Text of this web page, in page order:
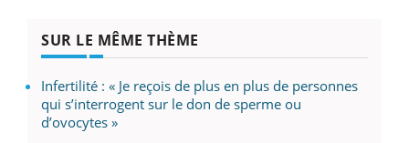
SUR LE MÊME THÈME
Infertilité : « Je reçois de plus en plus de personnes
qui s’interrogent sur le don de sperme ou
d’ovocytes »